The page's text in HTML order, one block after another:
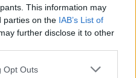
This information may
parties on the IAB’s List of
further disclose it to other
uses one or more Google
Opt Outs